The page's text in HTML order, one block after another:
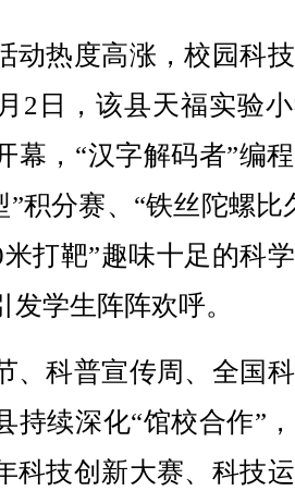
热度高涨，校园科
2日，该县天福实验
幕，“汉字解码者”编
”积分赛、“铁丝陀螺比
打靶”趣味十足的科
发学生阵阵欢呼。
科普宣传周、全国
持续深化“馆校合作”
科技创新大赛、科技